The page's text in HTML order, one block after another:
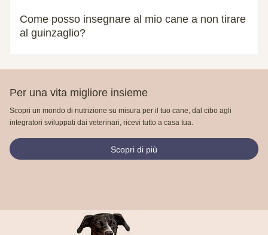
Come posso insegnare al mio cane a non tirare
al guinzaglio?
Per una vita migliore insieme
Scopri un mondo di nutrizione su misura per il tuo cane, dal cibo agli
integratori sviluppati dai veterinari, ricevi tutto a casa tua.
Scopri di più